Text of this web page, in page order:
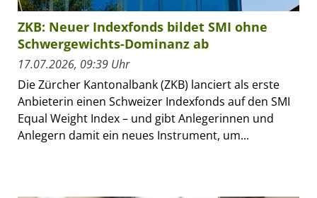
ZKB: Neuer Indexfonds bildet SMI ohne
Schwergewichts-Dominanz ab
17.07.2026, 09:39 Uhr
Die Zürcher Kantonalbank (ZKB) lanciert als erste
Anbieterin einen Schweizer Indexfonds auf den SMI
Equal Weight Index – und gibt Anlegerinnen und
Anlegern damit ein neues Instrument, um...